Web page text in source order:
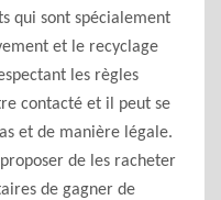
qui sont spécialement
et le recyclage
les règles
contacté et il peut se
et de manière légale.
de les racheter
de gagner de